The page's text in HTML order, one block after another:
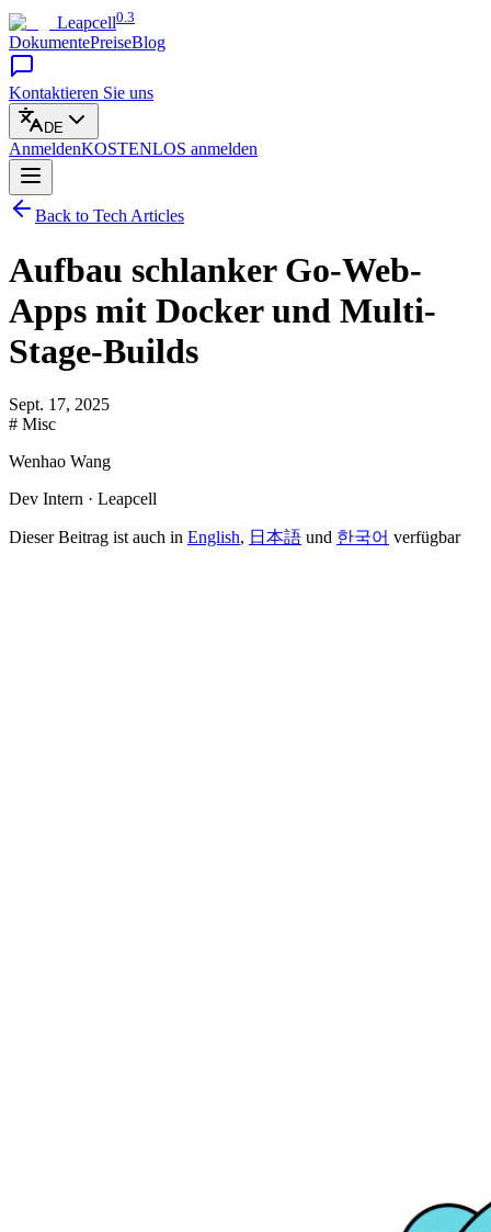
Leapcell0.3
DokumentePreiseBlog
Kontaktieren Sie uns
DE
AnmeldenKOSTENLOS anmelden
Back to Tech Articles
Aufbau schlanker Go-Web-
Apps mit Docker und Multi-
Stage-Builds
Sept. 17, 2025
# Misc
Wenhao Wang
Dev Intern · Leapcell
Dieser Beitrag ist auch in English, 日本語 und 한국어 verfügbar